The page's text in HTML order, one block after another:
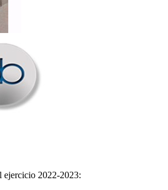
ejercicio 2022-2023: